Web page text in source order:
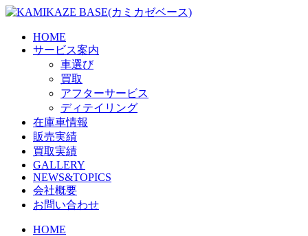
Skip
content
HOME
サービス案内
車選び
買取
アフターサービス
ディテイリング
在庫車情報
販売実績
買取実績
GALLERY
NEWS&TOPICS
会社概要
お問い合わせ
HOME